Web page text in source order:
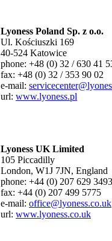
Lyoness Poland Sp. z o.o.
Ul. Kościuszki 169
40-524 Katowice
phone: +48 (0) 32 / 630 41
fax: +48 (0) 32 / 353 90 02
e-mail: servicecenter
url: www.lyoness.pl
Lyoness UK Limited
105 Piccadilly
London, W1J 7JN, England
phone: +44 (0) 207 629 3493
fax: +44 (0) 207 499 5775
e-mail: office@lyoness.co.uk
url: www.lyoness.co.uk